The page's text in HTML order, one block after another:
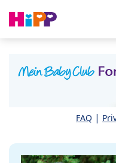
FAQ |